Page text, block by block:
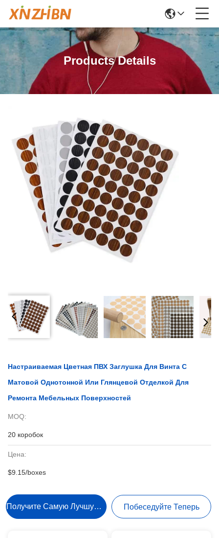
Products Details
Настраиваемая Цветная ПВХ Заглушка Для Винта С
Матовой Однотонной Или Глянцевой Отделкой Для
Ремонта Мебельных Поверхностей
MOQ:
20 коробок
Цена:
$9.15/boxes
Получите Самую Лучшую Цену Побеседуйте Теперь